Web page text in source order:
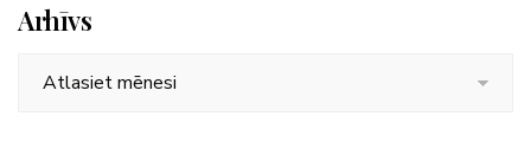
Arhīvs